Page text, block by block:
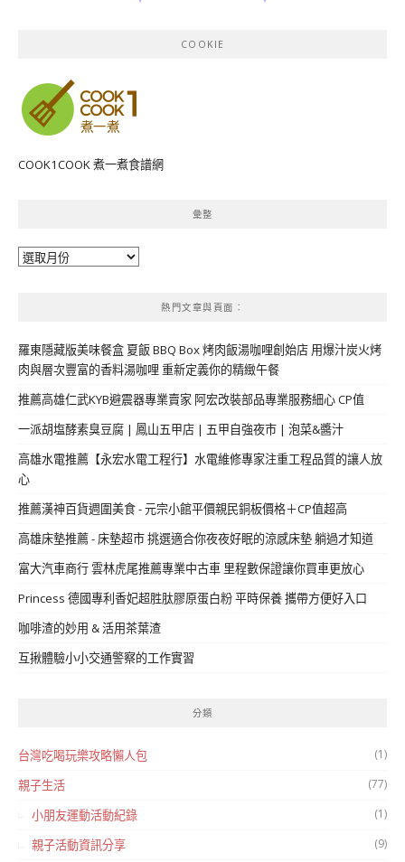
COOKIE
COOK1COOK 煮一煮食譜網
彙整
彙
熱門文章與頁面︰
羅東隱藏版美味餐盒 夏飯 BBQ Box 烤肉飯湯咖哩創始店 用爆汁炭火烤
肉與層次豐富的香料湯咖哩 重新定義你的精緻午餐
推薦高雄仁武KYB避震器專業賣家 阿宏改裝部品專業服務細心 CP值
一派胡塩酵素臭豆腐 | 鳳山五甲店 | 五甲自強夜市 | 泡菜&醬汁
高雄水電推薦【永宏水電工程行】水電維修專家注重工程品質的讓人放
心
推薦漢神百貨週圍美食 - 元宗小館平價親民銅板價格＋CP值超高
高雄床墊推薦 - 床墊超市 挑選適合你夜夜好眠的涼感床墊 躺過才知道
富大汽車商行 雲林虎尾推薦專業中古車 里程數保證讓你買車更放心
Princess 德國專利香妃超胜肽膠原蛋白粉 平時保養 攜帶方便好入口
咖啡渣的妙用 & 活用茶葉渣
互揪體驗小小交通警察的工作實習
分類
台灣吃喝玩樂攻略懶人包 (1)
親子生活 (77)
小朋友運動活動紀錄 (1)
親子活動資訊分享 (9)